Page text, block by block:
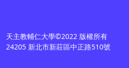
天主教輔仁大學©2022 版權所有
24205 新北市新莊區中正路510號